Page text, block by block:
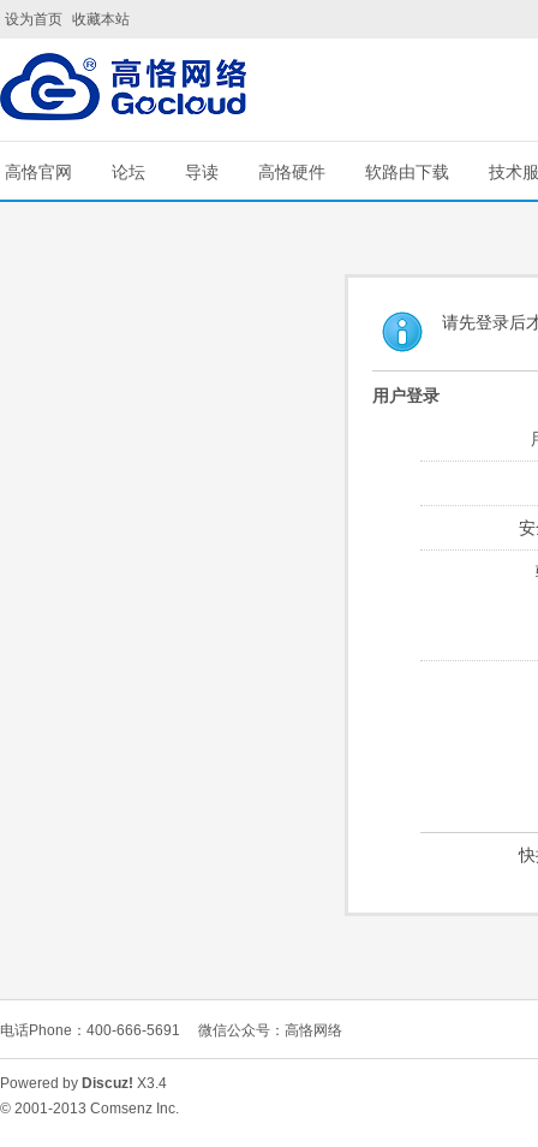
设为首页 收藏本站
高恪官网 论坛 导读 高恪硬件 软路由下载 技术
请先登录后
用户登录
电话Phone：400-666-5691 微信公众号：高恪网络
Powered by Discuz! X3.4
© 2001-2013 Comsenz Inc.